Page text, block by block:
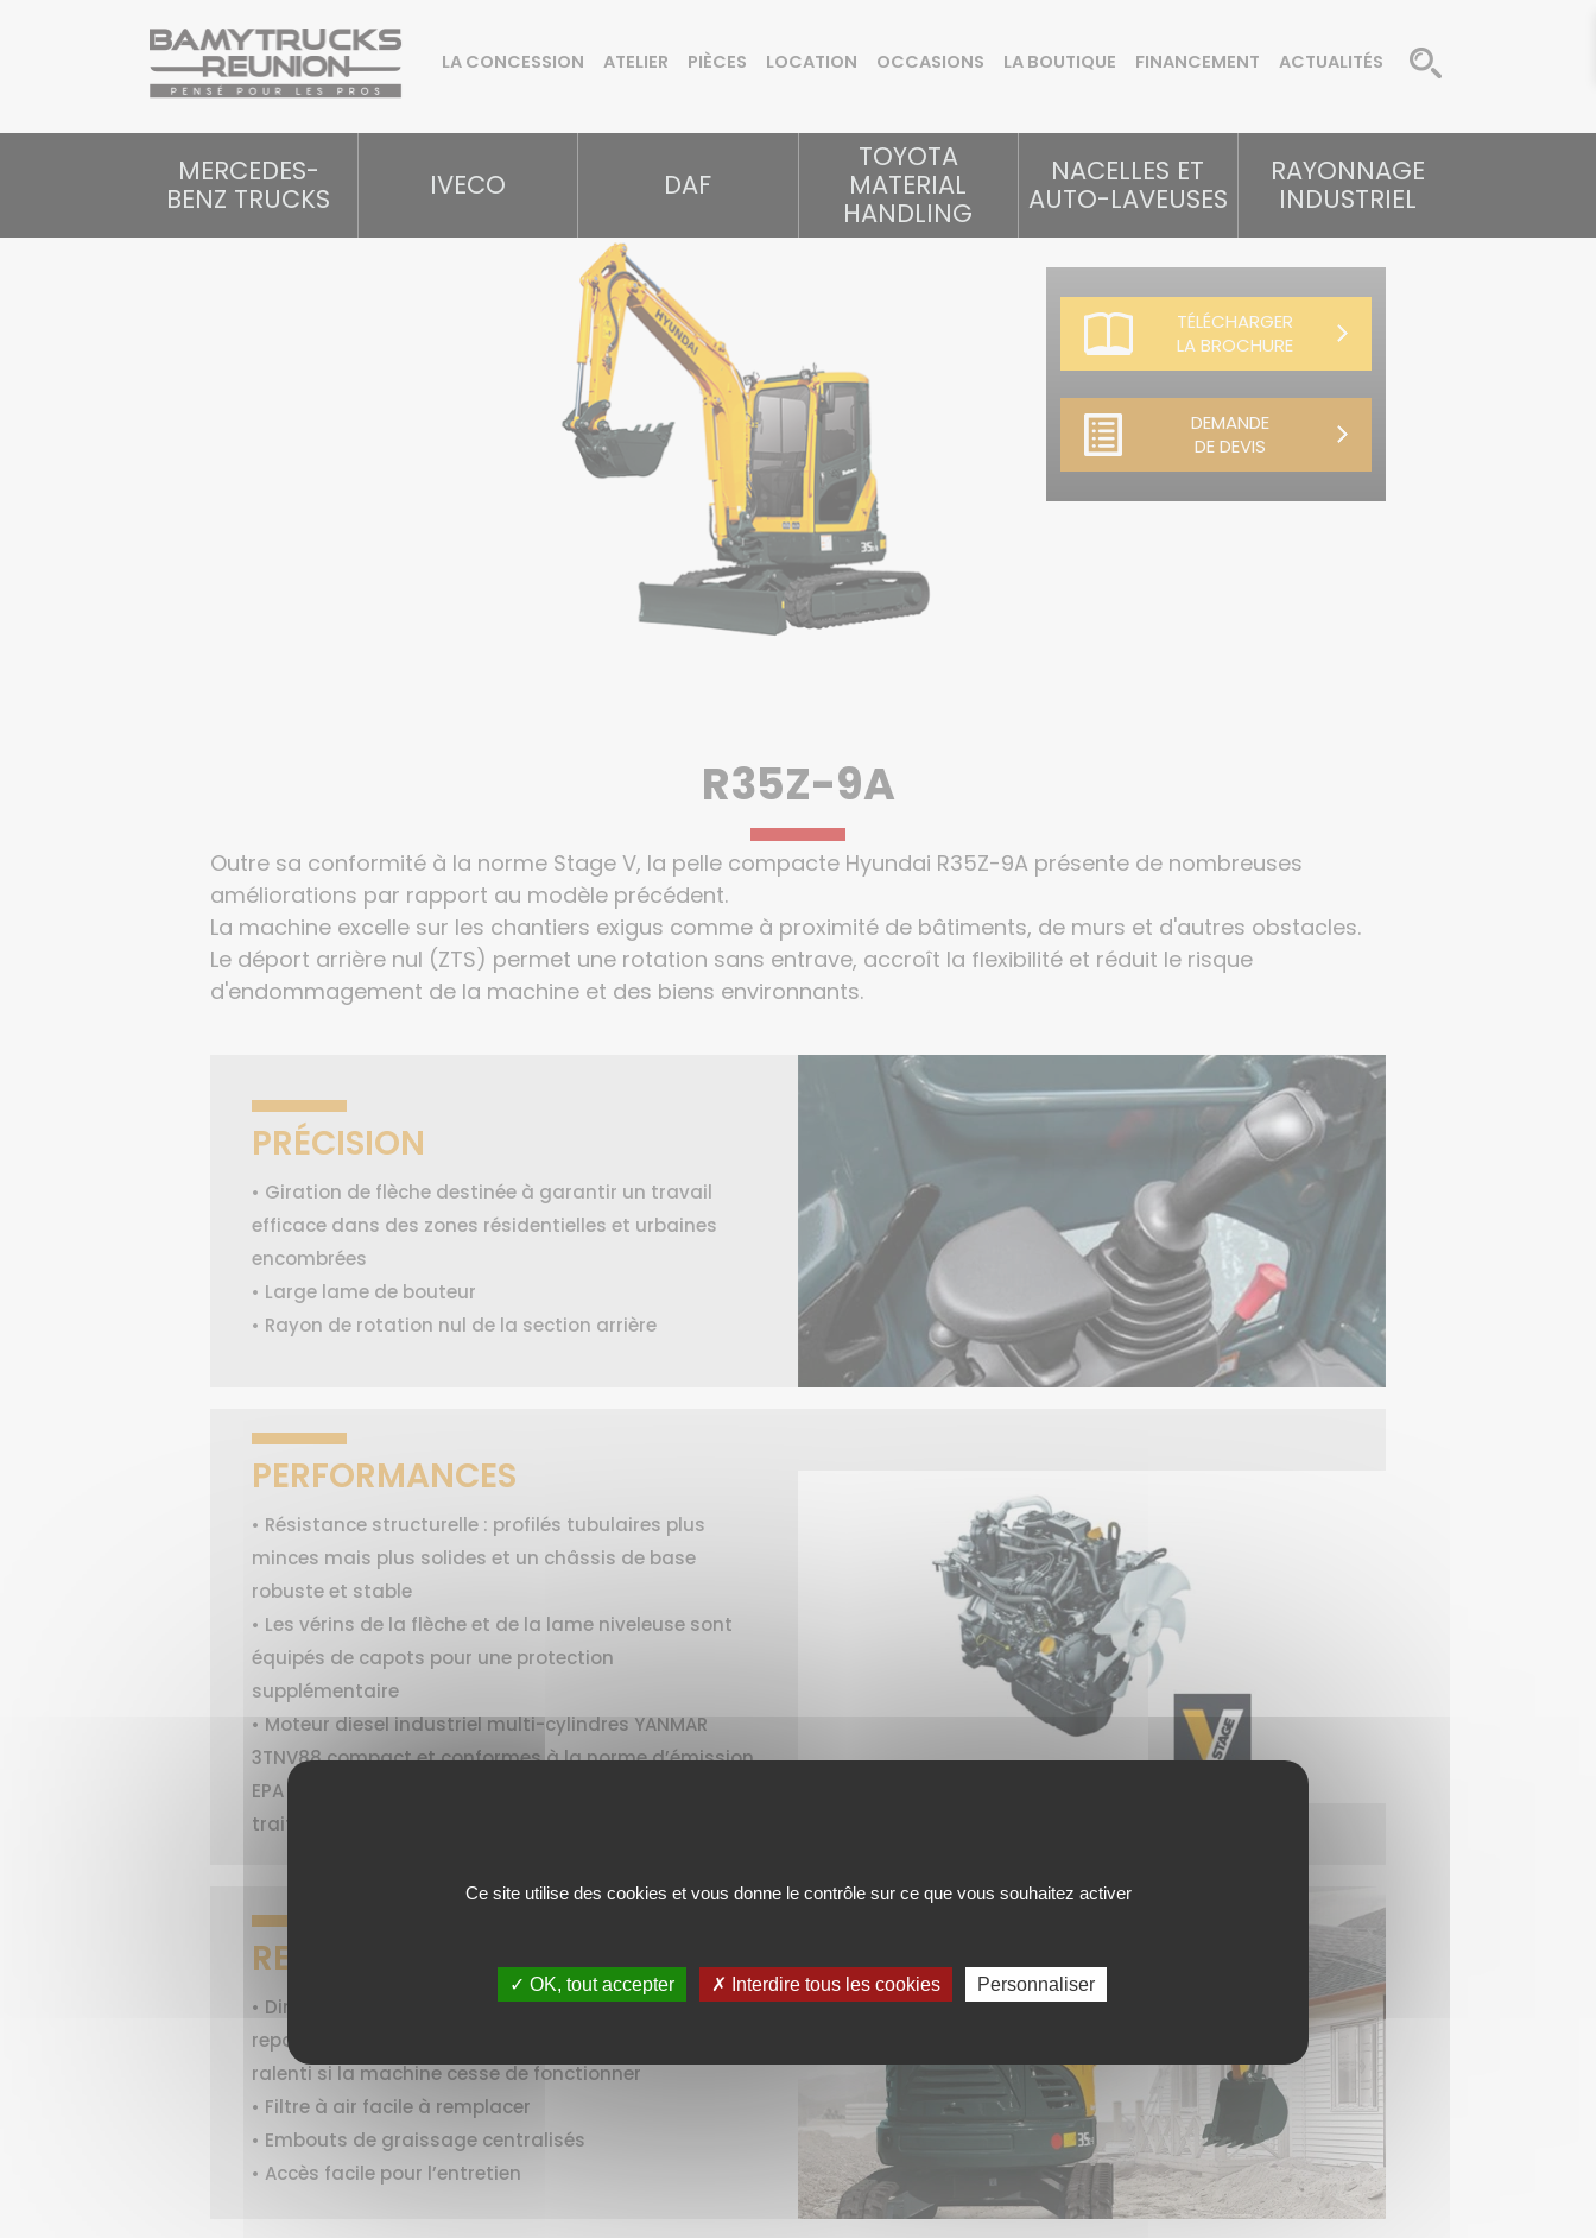
LA CONCESSION ATELIER PIÈCES LOCATION OCCASIONS LA BOUTIQUE FINANCEMENT ACTUALITÉS
MERCEDES-
BENZ TRUCKS
IVECO DAF
TOYOTA
MATERIAL
HANDLING
NACELLES ET
AUTO-LAVEUSES
RAYONNAGE
INDUSTRIEL
TÉLÉCHARGER
LA BROCHURE
DEMANDE
DE DEVIS
R35Z-9A
Outre sa conformité à la norme Stage V, la pelle compacte Hyundai R35Z-9A présente de nombreuses
améliorations par rapport au modèle précédent.
La machine excelle sur les chantiers exigus comme à proximité de bâtiments, de murs et d'autres obstacles.
Le déport arrière nul (ZTS) permet une rotation sans entrave, accroît la flexibilité et réduit le risque
d'endommagement de la machine et des biens environnants.
PRÉCISION
• Giration de flèche destinée à garantir un travail
efficace dans des zones résidentielles et urbaines
encombrées
• Large lame de bouteur
• Rayon de rotation nul de la section arrière
PERFORMANCES
• Résistance structurelle : profilés tubulaires plus
minces mais plus solides et un châssis de base
robuste et stable
• Les vérins de la flèche et de la lame niveleuse sont
équipés de capots pour une protection
supplémentaire
• Moteur diesel industriel multi-cylindres YANMAR
3TNV88 compact et conformes à la norme d’émission
EPA Tier 4 sans outils supplémentaires de post-
traitement
RENTABILITÉ
• Diminution de la consommation de carburant au
repos : le régime moteur revient automatiquement au
ralenti si la machine cesse de fonctionner
• Filtre à air facile à remplacer
• Embouts de graissage centralisés
• Accès facile pour l’entretien
Ce site utilise des cookies et vous donne le contrôle sur ce que vous souhaitez activer
✓ OK, tout accepter ✗ Interdire tous les cookies Personnaliser